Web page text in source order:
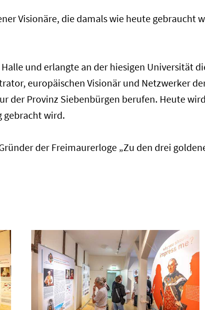
Visionäre, die damals wie heute gebraucht
und erlangte an der hiesigen Universität
europäischen Visionär und Netzwerker
der Provinz Siebenbürgen berufen. Heute
gebracht wird.
der Freimaurerloge „Zu den drei